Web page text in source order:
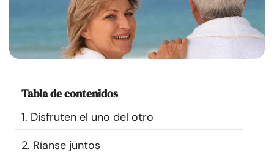
Cursos
Recursos
Comunidad
Tabla de contenidos
1. Disfruten el uno del otro
2. Ríanse juntos